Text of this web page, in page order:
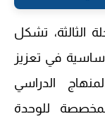
الثالثة، تشكل
في تعزيز
الدراسي
للوحدة